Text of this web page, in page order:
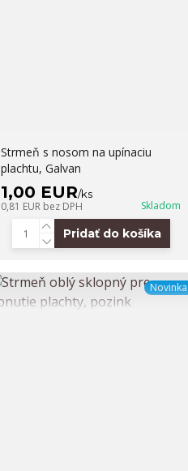
Strmeň s nosom na upínaciu
plachtu, Galvan
1,00 EUR/ks
0,81 EUR bez DPH Skladom
Pridať do košíka
Novinka